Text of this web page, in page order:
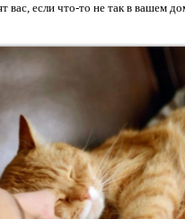
вас, если что-то не так в вашем